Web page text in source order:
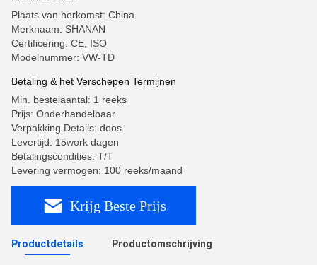
Plaats van herkomst: China
Merknaam: SHANAN
Certificering: CE, ISO
Modelnummer: VW-TD
Betaling & het Verschepen Termijnen
Min. bestelaantal: 1 reeks
Prijs: Onderhandelbaar
Verpakking Details: doos
Levertijd: 15work dagen
Betalingscondities: T/T
Levering vermogen: 100 reeks/maand
Krijg Beste Prijs
Productdetails Productomschrijving